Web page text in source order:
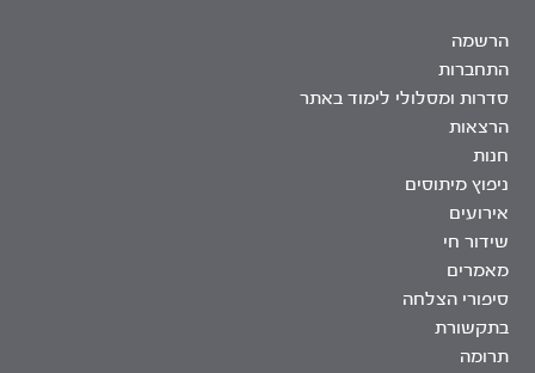
הרשמה
התחברות
סדרות ומסלולי לימוד באתר
הרצאות
חנות
ניפוץ מיתוסים
אירועים
שידור חי
מאמרים
סיפורי הצלחה
בתקשורת
תרומה